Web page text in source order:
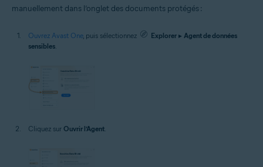
manuellement dans l’onglet des documents protégés :
Ouvrez Avast One, puis sélectionnez Explorer ▸ Agent de données
sensibles
Cliquez sur Ouvrir l’Agent.